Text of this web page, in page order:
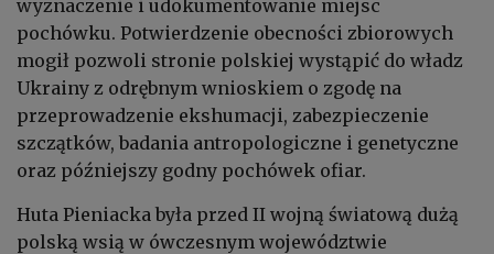
wyznaczenie i udokumentowanie miejsc
pochówku. Potwierdzenie obecności zbiorowych
mogił pozwoli stronie polskiej wystąpić do władz
Ukrainy z odrębnym wnioskiem o zgodę na
przeprowadzenie ekshumacji, zabezpieczenie
szczątków, badania antropologiczne i genetyczne
oraz późniejszy godny pochówek ofiar.
Huta Pieniacka była przed II wojną światową dużą
polską wsią w ówczesnym województwie